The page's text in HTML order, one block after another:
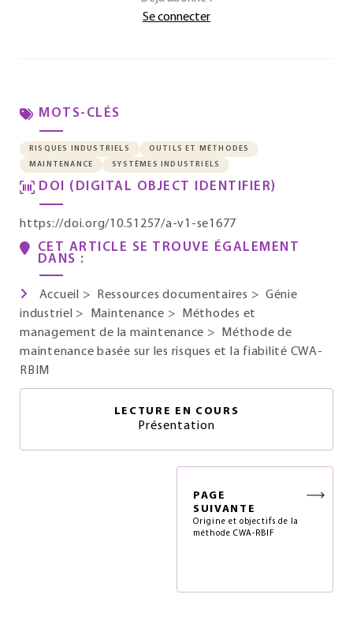
Se connecter
MOTS-CLÉS
RISQUES INDUSTRIELS
OUTILS ET MÉTHODES
MAINTENANCE
SYSTÈMES INDUSTRIELS
DOI (DIGITAL OBJECT IDENTIFIER)
https://doi.org/10.51257/a-v1-se1677
CET ARTICLE SE TROUVE ÉGALEMENT
DANS :
Accueil > Ressources documentaires > Génie
industriel > Maintenance >
Méthodes et
management de la maintenance >
Méthode de
maintenance basée sur les risques et la fiabilité CWA-
RBIM
LECTURE EN COURS
Présentation
PAGE
SUIVANTE
Origine et objectifs de la
méthode CWA-RBIF